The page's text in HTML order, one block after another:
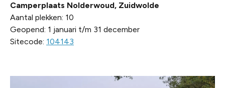
Camperplaats Nolderwoud, Zuidwolde
Aantal plekken: 10
Geopend: 1 januari t/m 31 december
Sitecode: 104143